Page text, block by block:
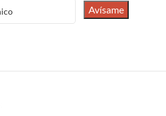
Avísame